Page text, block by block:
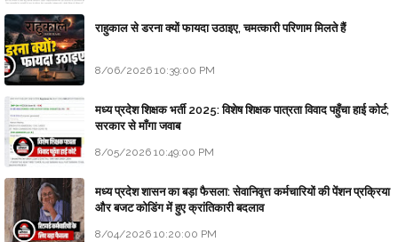
राहुकाल से डरना क्यों फायदा उठाइए, चमत्कारी परिणाम मिलते हैं
8/06/2026 10:39:00 PM
मध्य प्रदेश शिक्षक भर्ती 2025: विशेष शिक्षक पात्रता विवाद पहुँचा हाई कोर्ट;
सरकार से माँगा जवाब
8/05/2026 10:49:00 PM
मध्य प्रदेश शासन का बड़ा फैसला: सेवानिवृत्त कर्मचारियों की पेंशन प्रक्रिया
और बजट कोडिंग में हुए क्रांतिकारी बदलाव
8/04/2026 10:20:00 PM